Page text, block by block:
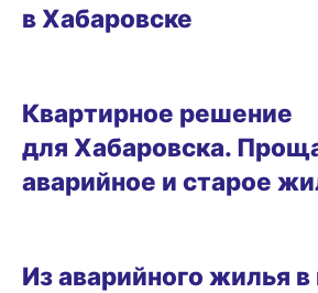
в Хабаровске
Квартирное решение
для Хабаровска.
аварийное и старое
Из аварийного жилья